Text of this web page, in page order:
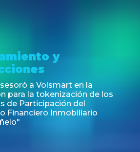
obligación de rúbrica de los
en la Ciudad de Buenos Aires